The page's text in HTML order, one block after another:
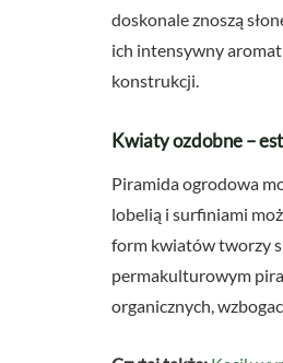
doskonale znoszą
ich intensywny
konstrukcji.
Kwiaty ozdobne –
Piramida ogrodowa
lobelią i surfiniami
form kwiatów tworzy
permakulturowym
organicznych,